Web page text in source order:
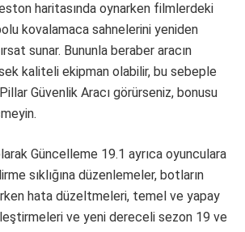
haritasında oynarken filmlerdeki
kovalamaca sahnelerini yeniden
sunar. Bununla beraber aracın
kaliteli ekipman olabilir, bu sebeple
Güvenlik Aracı görürseniz, bonusu
Güncelleme 19.1 ayrıca oyunculara
sıklığına düzenlemeler, botların
hata düzeltmeleri, temel ve yapay
ve yeni dereceli sezon 19 ve